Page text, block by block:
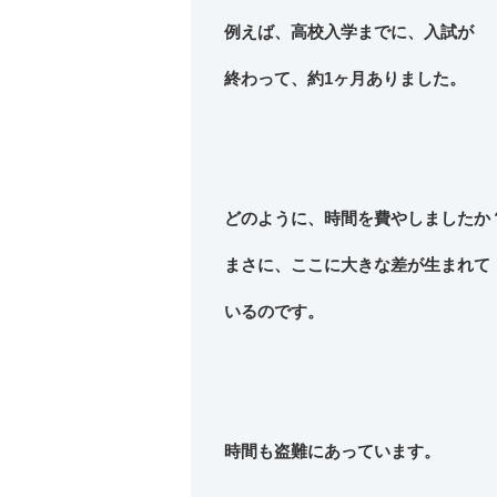
例えば、高校入学までに、入試が
終わって、約1ヶ月ありました。
どのように、時間を費やしましたか
まさに、ここに大きな差が生まれて
いるのです。
時間も盗難にあっています。